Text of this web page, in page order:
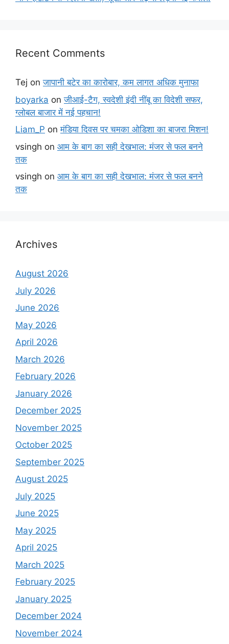
Recent Comments
Tej onजापानी बटेर का कारोबार, कम लागत अधिक मुनाफा
boyarka onजीआई-टैग, स्वदेशी इंदी नींबू का विदेशी सफर,
ग्लोबल बाजार में नई पहचान!
Liam_P onमंडिया दिवस पर चमका ओडिशा का बाजरा मिशन!
vsingh on आम के बाग का सही देखभाल: मंजर से फल बनने
तक
vsingh on आम के बाग का सही देखभाल: मंजर से फल बनने
तक
Archives
August 2026
July 2026
June 2026
May 2026
April 2026
March 2026
February 2026
January 2026
December 2025
November 2025
October 2025
September 2025
August 2025
July 2025
June 2025
May 2025
April 2025
March 2025
February 2025
January 2025
December 2024
November 2024